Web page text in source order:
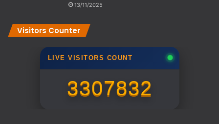
13/11/2025
Visitors Counter
LIVE VISITORS COUNT
3307832